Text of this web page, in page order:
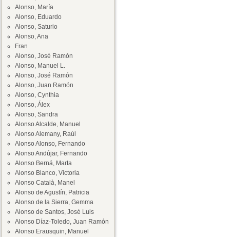
Alonso, María
Alonso, Eduardo
Alonso, Saturio
Alonso, Ana
Fran
Alonso, José Ramón
Alonso, Manuel L.
Alonso, José Ramón
Alonso, Juan Ramón
Alonso, Cynthia
Alonso, Álex
Alonso, Sandra
Alonso Alcalde, Manuel
Alonso Alemany, Raúl
Alonso Alonso, Fernando
Alonso Andújar, Fernando
Alonso Berná, Marta
Alonso Blanco, Victoria
Alonso Català, Manel
Alonso de Agustín, Patricia
Alonso de la Sierra, Gemma
Alonso de Santos, José Luis
Alonso Díaz-Toledo, Juan Ramón
Alonso Erausquin, Manuel